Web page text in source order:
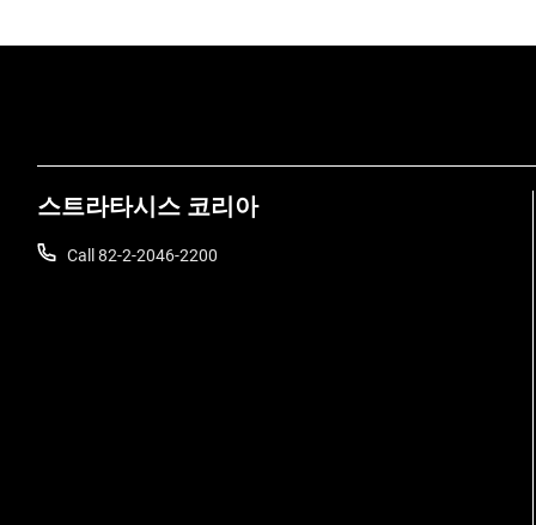
스트라타시스 코리아
Call 82-2-2046-2200